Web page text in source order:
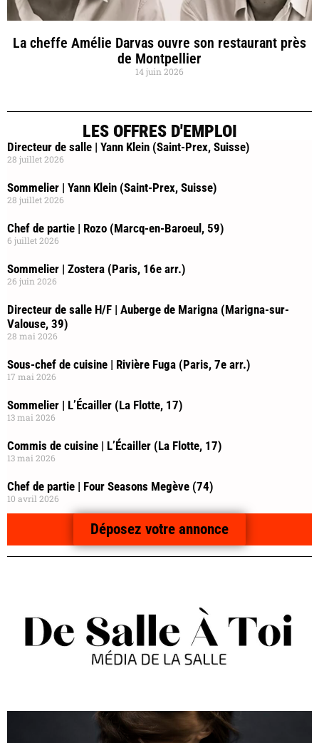
La cheffe Amélie Darvas ouvre son restaurant près
de Montpellier
14 juin 2026
LES OFFRES D'EMPLOI
Directeur de salle | Yann Klein (Saint-Prex, Suisse)
28 juillet 2026
Sommelier | Yann Klein (Saint-Prex, Suisse)
28 juillet 2026
Chef de partie | Rozo (Marcq-en-Baroeul, 59)
6 juillet 2026
Sommelier | Zostera (Paris, 16e arr.)
26 juin 2026
Directeur de salle H/F | Auberge de Marigna (Marigna-sur-
Valouse, 39)
28 mai 2026
Sous-chef de cuisine | Rivière Fuga (Paris, 7e arr.)
17 mai 2026
Sommelier | L’Écailler (La Flotte, 17)
13 mai 2026
Commis de cuisine | L’Écailler (La Flotte, 17)
13 mai 2026
Chef de partie | Four Seasons Megève (74)
10 avril 2026
Déposez votre annonce